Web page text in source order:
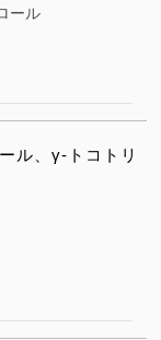
ール
ル、γ-トコトリ